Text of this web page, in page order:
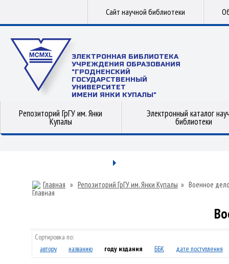
Сайт научной библиотеки
ЭЛЕКТРОННАЯ БИБЛИОТЕКА
УЧРЕЖДЕНИЯ ОБРАЗОВАНИЯ
"ГРОДНЕНСКИЙ
ГОСУДАРСТВЕННЫЙ
УНИВЕРСИТЕТ
ИМЕНИ ЯНКИ КУПАЛЫ"
Репозиторий ГрГУ им. Янки
Купалы
Электронный каталог
библиотеки
Главная » Репозиторий ГрГУ им. Янки Купалы » Военное
Сортировка по:
автору
названию году издания ББК дате поступления